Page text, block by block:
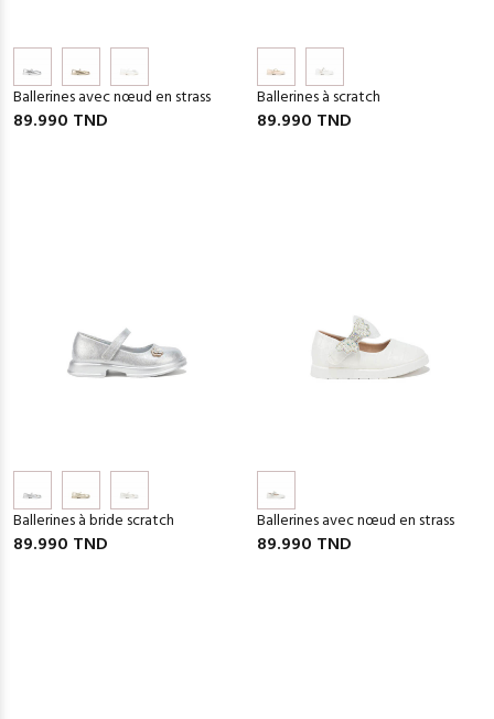
Ballerines avec nœud en strass
89.990 TND
Ballerines à scratch
89.990 TND
Ballerines à bride scratch
89.990 TND
Ballerines avec nœud en strass
89.990 TND